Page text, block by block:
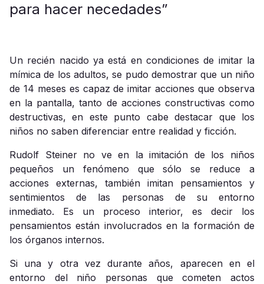
para hacer necedades”
Un recién nacido ya está en condiciones de imitar la
mímica de los adultos, se pudo demostrar que un niño
de 14 meses es capaz de imitar acciones que observa
en la pantalla, tanto de acciones constructivas como
destructivas, en este punto cabe destacar que los
niños no saben diferenciar entre realidad y ficción.
Rudolf Steiner no ve en la imitación de los niños
pequeños un fenómeno que sólo se reduce a
acciones externas, también imitan pensamientos y
sentimientos de las personas de su entorno
inmediato. Es un proceso interior, es decir los
pensamientos están involucrados en la formación de
los órganos internos.
Si una y otra vez durante años, aparecen en el
entorno del niño personas que cometen actos